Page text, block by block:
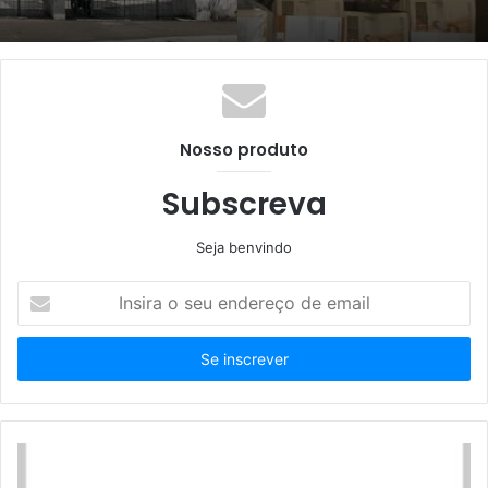
Nosso produto
Subscreva
Seja benvindo
seu
de
email